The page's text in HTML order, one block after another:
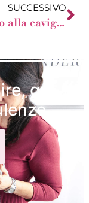
SUCCESSIVO
Cinturino alla caviglia: quando evitarlo?
qui